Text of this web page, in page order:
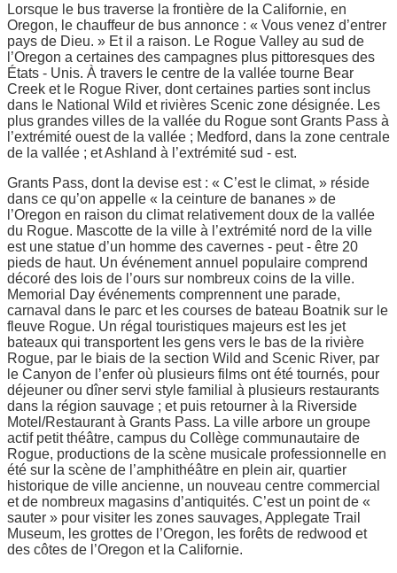
Lorsque le bus traverse la frontière de la Californie, en
Oregon, le chauffeur de bus annonce : « Vous venez d’entrer
pays de Dieu. » Et il a raison. Le Rogue Valley au sud de
l’Oregon a certaines des campagnes plus pittoresques des
États - Unis. À travers le centre de la vallée tourne Bear
Creek et le Rogue River, dont certaines parties sont inclus
dans le National Wild et rivières Scenic zone désignée. Les
plus grandes villes de la vallée du Rogue sont Grants Pass à
l’extrémité ouest de la vallée ; Medford, dans la zone centrale
de la vallée ; et Ashland à l’extrémité sud - est.
Grants Pass, dont la devise est : « C’est le climat, » réside
dans ce qu’on appelle « la ceinture de bananes » de
l’Oregon en raison du climat relativement doux de la vallée
du Rogue. Mascotte de la ville à l’extrémité nord de la ville
est une statue d’un homme des cavernes - peut - être 20
pieds de haut. Un événement annuel populaire comprend
décoré des lois de l’ours sur nombreux coins de la ville.
Memorial Day événements comprennent une parade,
carnaval dans le parc et les courses de bateau Boatnik sur le
fleuve Rogue. Un régal touristiques majeurs est les jet
bateaux qui transportent les gens vers le bas de la rivière
Rogue, par le biais de la section Wild and Scenic River, par
le Canyon de l’enfer où plusieurs films ont été tournés, pour
déjeuner ou dîner servi style familial à plusieurs restaurants
dans la région sauvage ; et puis retourner à la Riverside
Motel/Restaurant à Grants Pass. La ville arbore un groupe
actif petit théâtre, campus du Collège communautaire de
Rogue, productions de la scène musicale professionnelle en
été sur la scène de l’amphithéâtre en plein air, quartier
historique de ville ancienne, un nouveau centre commercial
et de nombreux magasins d’antiquités. C’est un point de «
sauter » pour visiter les zones sauvages, Applegate Trail
Museum, les grottes de l’Oregon, les forêts de redwood et
des côtes de l’Oregon et la Californie.